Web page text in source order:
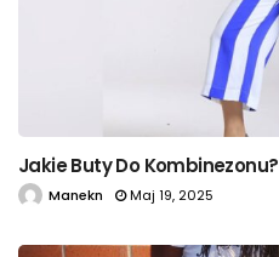
Jakie Buty Do Kombinezonu?
Manekn Maj 19, 2025